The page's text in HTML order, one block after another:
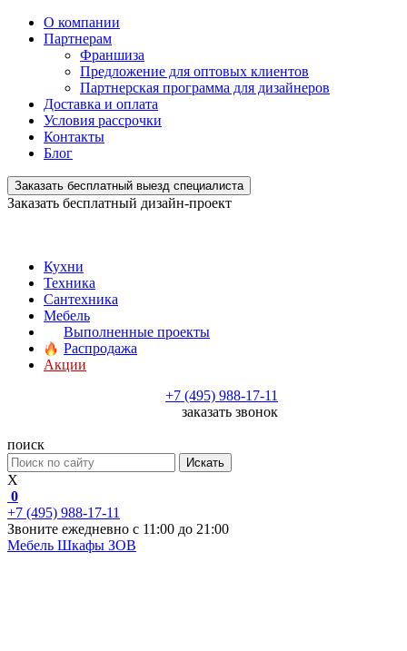
О компании
Партнерам
Франшиза
Предложение для оптовых клиентов
Партнерская программа для дизайнеров
Доставка и оплата
Условия рассрочки
Контакты
Блог
Заказать бесплатный выезд специалиста
Заказать бесплатный дизайн-проект
Кухни
Техника
Сантехника
Мебель
Выполненные проекты
Распродажа
Акции
+7 (495) 988-17-11
заказать звонок
поиск
Искать
X
0
+7 (495) 988-17-11
Звоните ежедневно с 11:00 до 21:00
Мебель Шкафы ЗОВ